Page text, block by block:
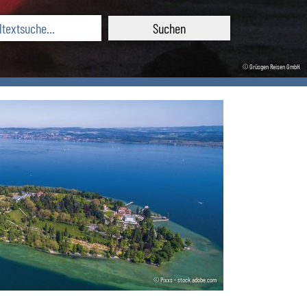
© Grüsgen Reisen GmbH
© Pixxs - stock.adobe.com